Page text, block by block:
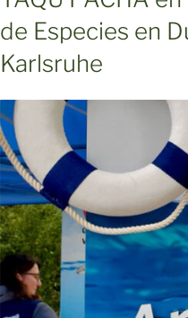
de Especies en
Karlsruhe